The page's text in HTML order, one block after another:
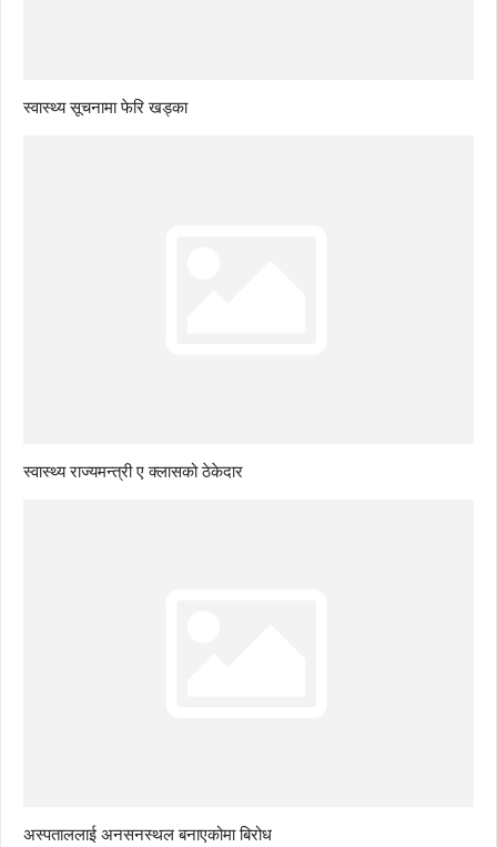
स्वास्थ्य सूचनामा फेरि खड्का
स्वास्थ्य राज्यमन्त्री ए क्लासको ठेकेदार
अस्पताललाई अनसनस्थल बनाएकोमा बिरोध